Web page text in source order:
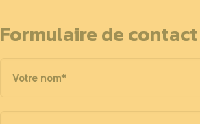
Formulaire de contact
Votre nom*